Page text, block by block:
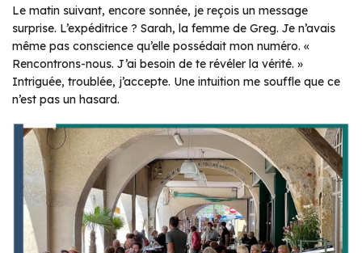
Le matin suivant, encore sonnée, je reçois un message
surprise. L’expéditrice ? Sarah, la femme de Greg. Je n’avais
même pas conscience qu’elle possédait mon numéro. «
Rencontrons-nous. J’ai besoin de te révéler la vérité. »
Intriguée, troublée, j’accepte. Une intuition me souffle que ce
n’est pas un hasard.